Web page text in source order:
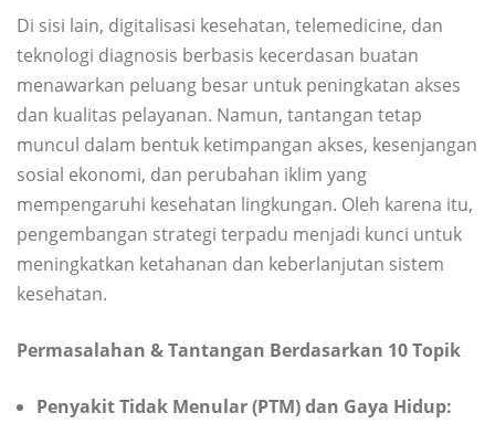
Di sisi lain, digitalisasi kesehatan, telemedicine, dan
teknologi diagnosis berbasis kecerdasan buatan
menawarkan peluang besar untuk peningkatan akses
dan kualitas pelayanan. Namun, tantangan tetap
muncul dalam bentuk ketimpangan akses, kesenjangan
sosial ekonomi, dan perubahan iklim yang
mempengaruhi kesehatan lingkungan. Oleh karena itu,
pengembangan strategi terpadu menjadi kunci untuk
meningkatkan ketahanan dan keberlanjutan sistem
kesehatan.
Permasalahan & Tantangan Berdasarkan 10 Topik
Penyakit Tidak Menular (PTM) dan Gaya Hidup: